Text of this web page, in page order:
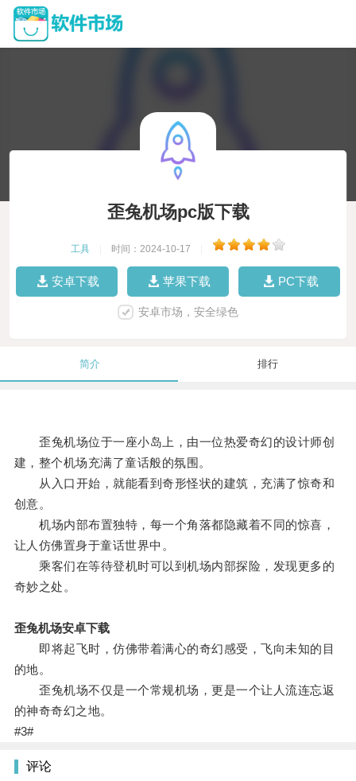
歪兔机场pc版下载
工具 时间：2024-10-17
安卓下载 苹果下载 PC下载
安卓市场，安全绿色
简介 排行
歪兔机场位于一座小岛上，由一位热爱奇幻的设计师创
建，整个机场充满了童话般的氛围。
从入口开始，就能看到奇形怪状的建筑，充满了惊奇和
创意。
机场内部布置独特，每一个角落都隐藏着不同的惊喜，
让人仿佛置身于童话世界中。
乘客们在等待登机时可以到机场内部探险，发现更多的
奇妙之处。
歪兔机场安卓下载
即将起飞时，仿佛带着满心的奇幻感受，飞向未知的目
的地。
歪兔机场不仅是一个常规机场，更是一个让人流连忘返
的神奇奇幻之地。
#3#
评论